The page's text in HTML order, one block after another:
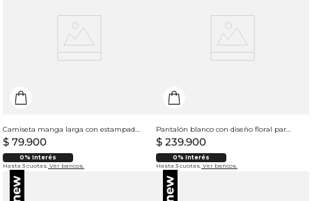
Camiseta manga larga con estampado para mujer
$ 79.900
0% Interés
Hasta 3 cuotas. Ver bancos.
Pantalón blanco con diseño floral para mujer
$ 239.900
0% Interés
Hasta 3 cuotas. Ver bancos.